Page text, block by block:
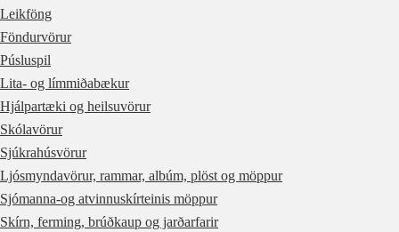
Leikföng
Föndurvörur
Púsluspil
Lita- og límmiðabækur
Hjálpartæki og heilsuvörur
Skólavörur
Sjúkrahúsvörur
Ljósmyndavörur, rammar, albúm, plöst og möppur
Sjómanna-og atvinnuskírteinis möppur
Skírn, ferming, brúðkaup og jarðarfarir